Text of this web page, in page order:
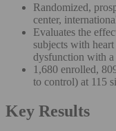
Randomized,
center,
Evaluates the
subjects with
dysfunction with
1,680 enrolled,
to control) at 115
Key Results